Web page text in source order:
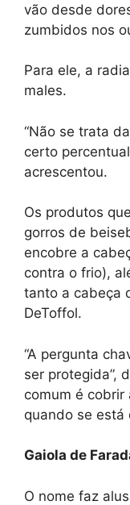
vão desde
zumbidos nos
Para ele, a
males.
“Não se trata
certo
acrescentou.
Os produtos
gorros de
encobre a
contra o frio),
tanto a cabeça
DeToffol.
“A pergunta
ser protegida”,
comum é
quando se está
Gaiola de
O nome faz